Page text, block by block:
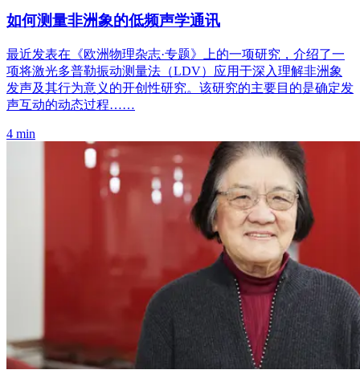
如何测量非洲象的低频声学通讯
最近发表在《欧洲物理杂志·专题》上的一项研究，介绍了一
项将激光多普勒振动测量法（LDV）应用于深入理解非洲象
发声及其行为意义的开创性研究。该研究的主要目的是确定发
声互动的动态过程……
4 min